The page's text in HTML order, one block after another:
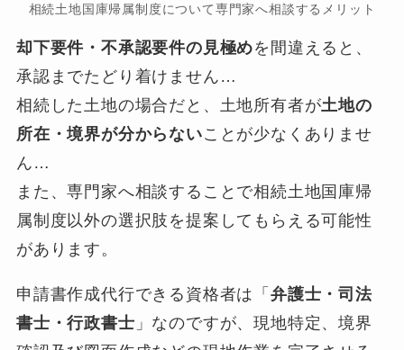
相続土地国庫帰属制度について専門家へ相談するメリット
却下要件・不承認要件の見極めを間違えると、
承認までたどり着けません…
相続した土地の場合だと、土地所有者が土地の
所在・境界が分からないことが少なくありませ
ん…
また、専門家へ相談することで相続土地国庫帰
属制度以外の選択肢を提案してもらえる可能性
があります。
申請書作成代行できる資格者は「弁護士・司法
書士・行政書士 」なのですが、現地特定、境界